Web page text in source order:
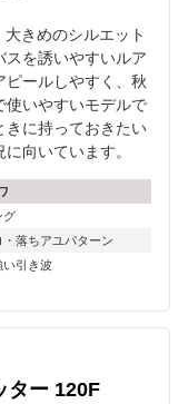
きめのシルエット
スを誘いやすいルア
ピールしやすく、秋
使いやすいモデルで
きに持っておきたい
向いています。
グ
落ちアユパターン
い引き波
ター 120F